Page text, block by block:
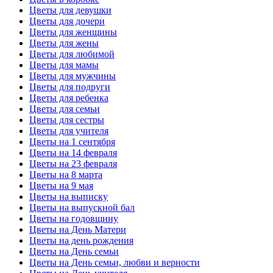
Цветы для девушки
Цветы для дочери
Цветы для женщины
Цветы для жены
Цветы для любимой
Цветы для мамы
Цветы для мужчины
Цветы для подруги
Цветы для ребенка
Цветы для семьи
Цветы для сестры
Цветы для учителя
Цветы на 1 сентября
Цветы на 14 февраля
Цветы на 23 февраля
Цветы на 8 марта
Цветы на 9 мая
Цветы на выписку
Цветы на выпускной бал
Цветы на годовщину
Цветы на День Матери
Цветы на день рождения
Цветы на День семьи
Цветы на День семьи, любви и верности